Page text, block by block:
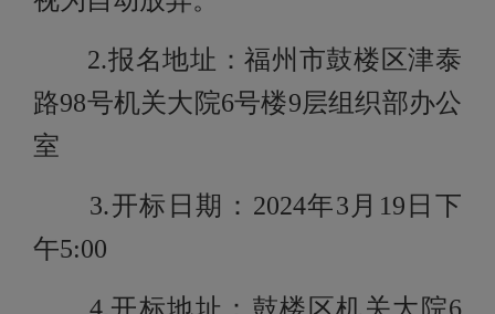
2.报名地址：福州市鼓楼区津泰
路98号机关大院6号楼9层组织部办公
室
3.开标日期：2024年3月19日下
午5:00